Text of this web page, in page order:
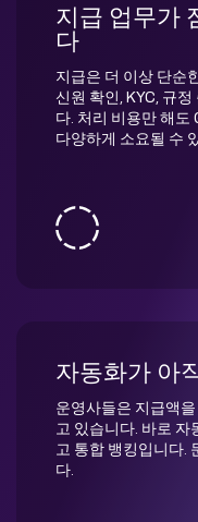
지급 업무가
다
지급은 더 이상 단순
신원 확인, KYC, 규
다. 처리 비용만 해도
다양하게 소요될 수
자동화가 아
운영사들은 지급액
고 있습니다. 바로 자
고 통합 뱅킹입니다.
다.